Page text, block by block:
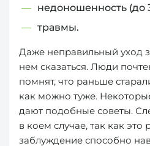
недоношенность (до
травмы.
Даже неправильный уход
нем сказаться. Люди
помнят, что раньше
как можно туже.
дают подобные советы.
в коем случае, так как это
заблуждение способно